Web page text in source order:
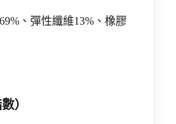
、彈性纖維13%、橡膠
）